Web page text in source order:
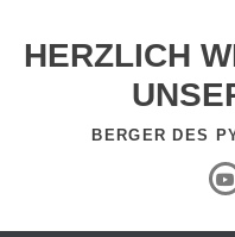
InhaltHERZLICH
BERGER DES